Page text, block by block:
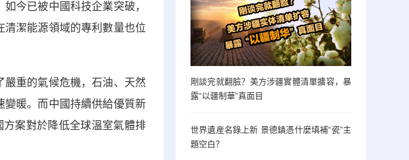
今已被中國科技企業突破，
潔能源領域的專利數量也位
重的氣候危機，石油、天然
變暖。而中國持續供給優質新
方案對於降低全球溫室氣體排
剛談完就翻臉？美方涉疆實體清單擴容，暴
露“以疆制華”真面目
世界遺産名錄上新 景德鎮憑什麼填補“瓷”主
題空白？